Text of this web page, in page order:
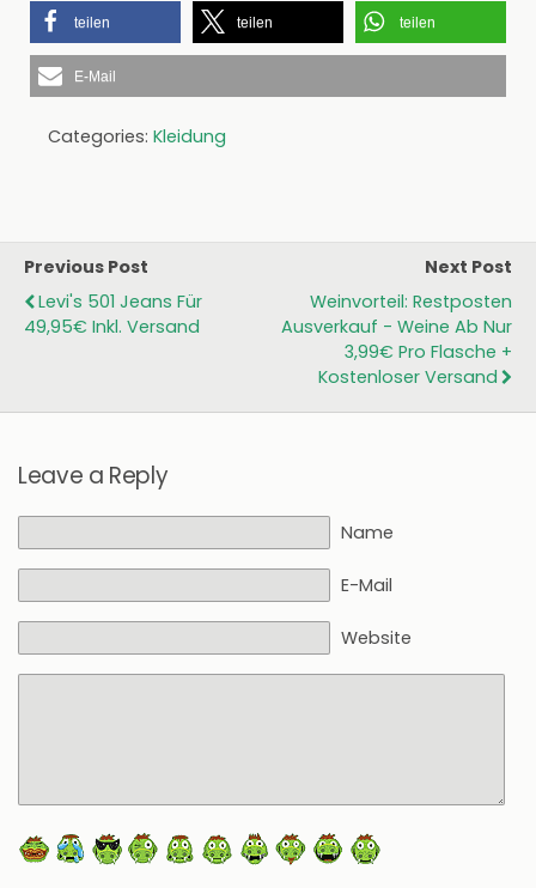
teilen teilen teilen
E-Mail
Categories: Kleidung
Previous Post
Levi's 501 Jeans Für
49,95€ Inkl. Versand
Next Post
Weinvorteil: Restposten
Ausverkauf - Weine Ab Nur
3,99€ Pro Flasche +
Kostenloser Versand
Leave a Reply
Name
E-Mail
Website